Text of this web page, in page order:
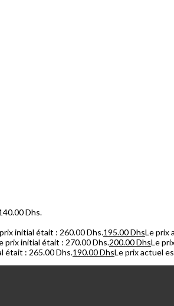
Dhs.
initial était : 260.00 Dhs.195.00DhsLe prix
prix initial était : 270.00 Dhs.200.00DhsLe
était : 265.00 Dhs.190.00DhsLe prix actuel